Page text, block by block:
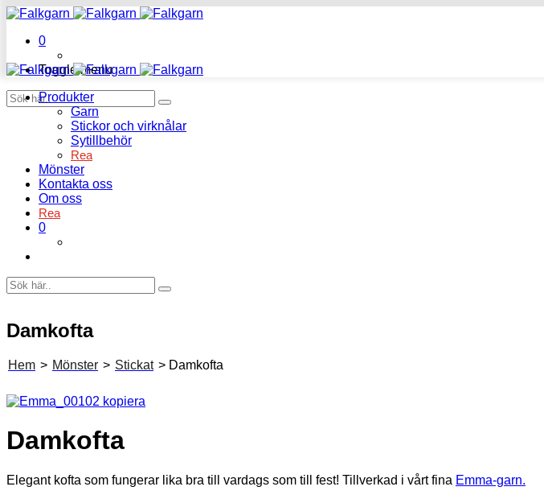
0
Toggle menu
Produkter
Garn
Stickor och virknålar
Sytillbehör
Rea
Mönster
Kontakta oss
Om oss
Rea
0
Damkofta
Hem > Mönster > Stickat > Damkofta
Damkofta
Elegant kofta som fungerar lika bra till vardags som till fest! Tillverkad i vårt fina Emma-garn.